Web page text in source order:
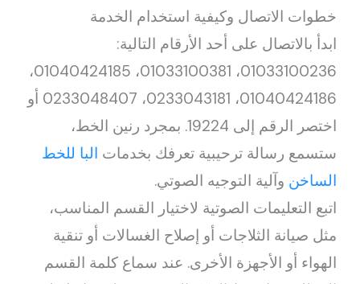
خطوات الاتصال وكيفية استخدام الخدمة
ابدأ بالاتصال على أحد الأرقام التالية:
01033100236، 01033100381، 01040424185،
01040424186، 0233043181، 0233048407 أو
اختصر الرقم إلى 19224. بمجرد رنين الخط،
ستسمع رسالة ترحيبية تعرفك بخدمات البا للخط
الساخن وآلية التوجيه الصوتي.
اتبع التعليمات الصوتية لاختيار القسم المناسب،
مثل صيانة الثلاجات أو إصلاح الغسالات أو تنقية
الهواء أو الأجهزة الأخرى. عند سماع كلمة القسم